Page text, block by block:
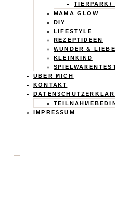
TIERPARK/
MAMA GLOW
DIY
LIFESTYLE
REZEPTIDEEN
WUNDER & LIEBE
KLEINKIND
ÜBER MICH
KONTAKT
IMPRESSUM